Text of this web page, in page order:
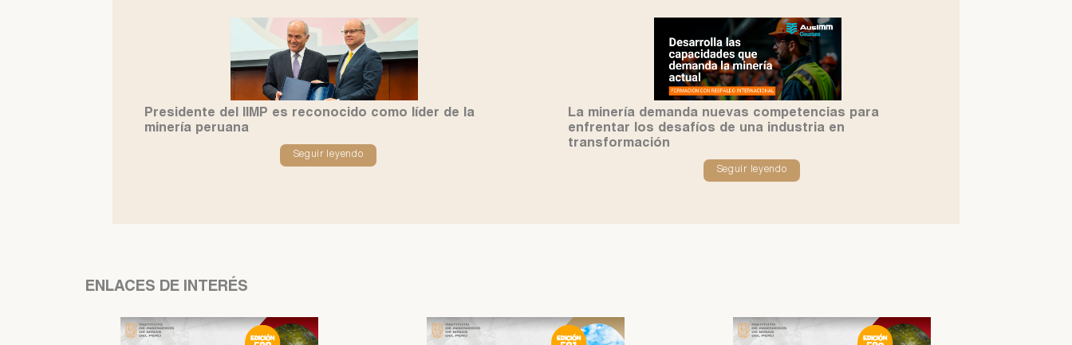
La minería demanda nuevas competencias para
enfrentar los desafíos de una industria en
transformación
Seguir leyendo
Presidente del IIMP es reconocido como líder de la
minería peruana
Seguir leyendo
ENLACES DE INTERÉS